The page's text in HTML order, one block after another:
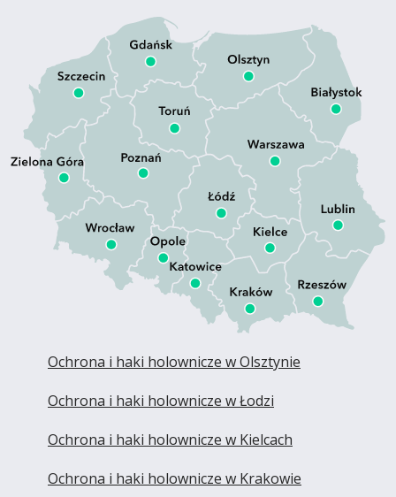
Ochrona i haki holownicze w Olsztynie
Ochrona i haki holownicze w Łodzi
Ochrona i haki holownicze w Kielcach
Ochrona i haki holownicze w Krakowie